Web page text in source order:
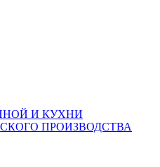
И КУХНИ
ПРОИЗВОДСТВА